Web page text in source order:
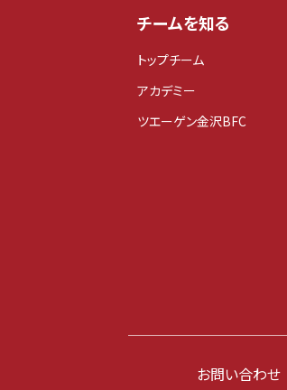
チームを知る
トップチーム
アカデミー
ツエーゲン金沢BFC
お問い合わせ